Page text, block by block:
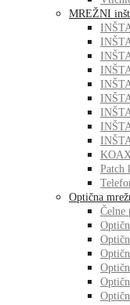
MREŽNI
Patch
Optična
Čelne